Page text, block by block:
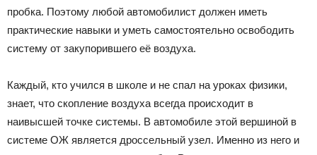
пробка. Поэтому любой автомобилист должен иметь
практические навыки и уметь самостоятельно освободить
систему от закупорившего её воздуха.
Каждый, кто учился в школе и не спал на уроках физики,
знает, что скопление воздуха всегда происходит в
наивысшей точке системы. В автомобиле этой вершиной в
системе ОЖ является дроссельный узел. Именно из него и